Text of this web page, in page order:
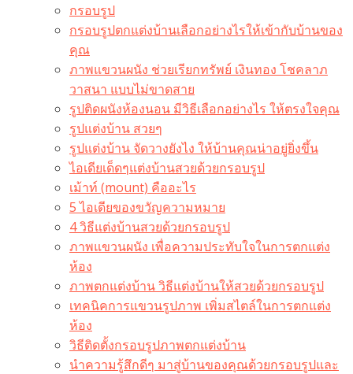
กรอบรูป
กรอบรูปตกแต่งบ้านเลือกอย่างไรให้เข้ากับบ้านของ
คุณ
ภาพแขวนผนัง ช่วยเรียกทรัพย์ เงินทอง โชคลาภ
วาสนา แบบไม่ขาดสาย
รูปติดผนังห้องนอน มีวิธีเลือกอย่างไร ให้ตรงใจคุณ
รูปแต่งบ้าน สวยๆ
รูปแต่งบ้าน จัดวางยังไง ให้บ้านคุณน่าอยู่ยิ่งขึ้น
ไอเดียเด็ดๆแต่งบ้านสวยด้วยกรอบรูป
เม้าท์ (mount) คืออะไร​
5 ไอเดียของขวัญความหมาย
4 วิธีแต่งบ้านสวยด้วยกรอบรูป
ภาพแขวนผนัง เพื่อความประทับใจในการตกแต่ง
ห้อง
ภาพตกแต่งบ้าน วิธีแต่งบ้านให้สวยด้วยกรอบรูป
เทคนิคการแขวนรูปภาพ เพิ่มสไตล์ในการตกแต่ง
ห้อง
วิธีติดตั้งกรอบรูปภาพตกแต่งบ้าน
นำความรู้สึกดีๆ มาสู่บ้านของคุณด้วยกรอบรูปและ